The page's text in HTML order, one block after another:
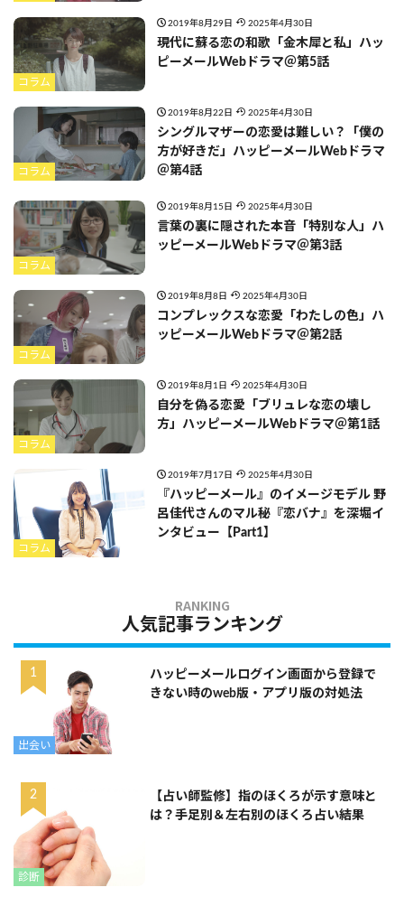
コラム
2019年8月29日 2025年4月30日
現代に蘇る恋の和歌「金木犀と私」ハッ
ピーメールWebドラマ＠第5話
コラム
2019年8月22日 2025年4月30日
シングルマザーの恋愛は難しい？「僕の
方が好きだ」ハッピーメールWebドラマ
＠第4話
コラム
2019年8月15日 2025年4月30日
言葉の裏に隠された本音「特別な人」ハ
ッピーメールWebドラマ＠第3話
コラム
2019年8月8日 2025年4月30日
コンプレックスな恋愛「わたしの色」ハ
ッピーメールWebドラマ＠第2話
コラム
2019年8月1日 2025年4月30日
自分を偽る恋愛「ブリュレな恋の壊し
方」ハッピーメールWebドラマ＠第1話
コラム
2019年7月17日 2025年4月30日
『ハッピーメール』のイメージモデル 野
呂佳代さんのマル秘『恋バナ』を深堀イ
ンタビュー【Part1】
人気記事ランキング
出会い
ハッピーメールログイン画面から登録で
きない時のweb版・アプリ版の対処法
診断
【占い師監修】指のほくろが示す意味と
は？手足別＆左右別のほくろ占い結果